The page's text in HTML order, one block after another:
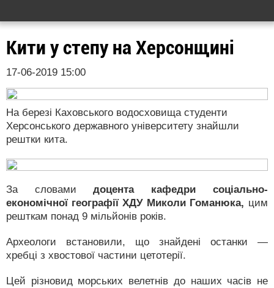
Кити у степу на Херсонщині
17-06-2019 15:00
На березі Каховського водосховища студенти
Херсонського державного університету знайшли
рештки кита.
За словами доцента кафедри соціально-
економічної географії ХДУ Миколи Гоманюка, цим
решткам понад 9 мільйонів років.
Археологи встановили, що знайдені останки —
хребці з хвостової частини цетотерії.
Цей різновид морських велетнів до наших часів не